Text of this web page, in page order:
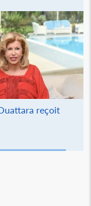
reçoit